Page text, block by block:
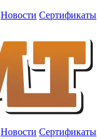
Новости Сертификаты
Новости Сертификаты